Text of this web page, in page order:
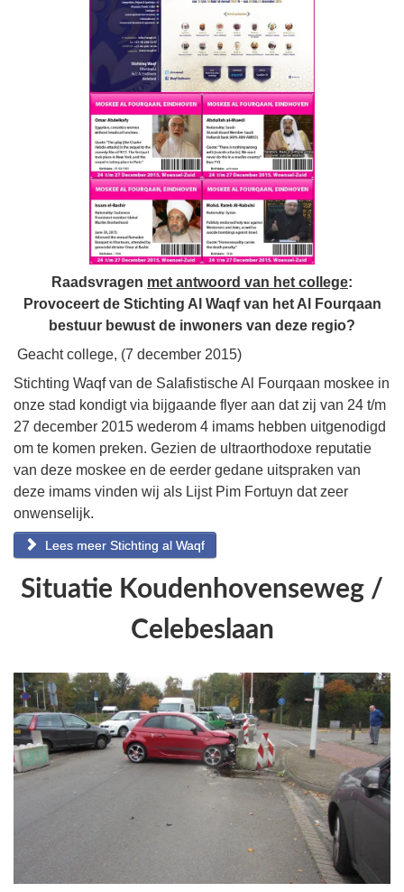
Raadsvragen met antwoord van het college:
Provoceert de Stichting Al Waqf van het Al Fourqaan
bestuur bewust de inwoners van deze regio?
Geacht college, (7 december 2015)
Stichting Waqf van de Salafistische Al Fourqaan moskee in
onze stad kondigt via bijgaande flyer aan dat zij van 24 t/m
27 december 2015 wederom 4 imams hebben uitgenodigd
om te komen preken. Gezien de ultraorthodoxe reputatie
van deze moskee en de eerder gedane uitspraken van
deze imams vinden wij als Lijst Pim Fortuyn dat zeer
onwenselijk.
Lees meer Stichting al Waqf
Situatie Koudenhovenseweg /
Celebeslaan